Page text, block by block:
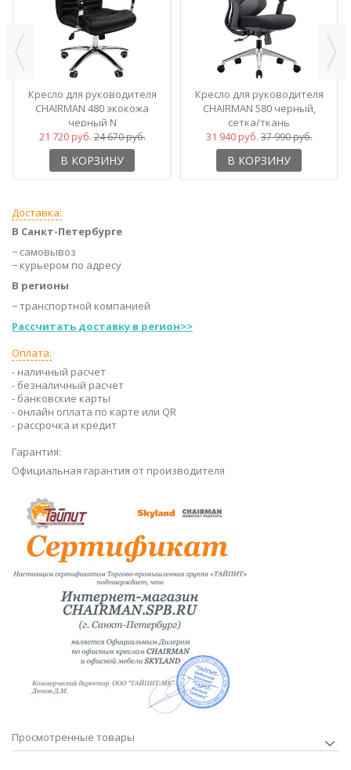
Кресло для руководителя
CHAIRMAN 480 экокожа
черный N
21 720 руб.24 670 руб.
В КОРЗИНУ
Кресло для руководителя
CHAIRMAN 580 черный,
сетка/ткань
31 940 руб.37 990 руб.
В КОРЗИНУ
Доставка:
В Санкт-Петербурге
− самовывоз
− курьером по адресу
В регионы
− транспортной компанией
Рассчитать доставку в регион>>
Оплата:
- наличный расчет
- безналичный расчет
- банковские карты
- онлайн оплата по карте или QR
- рассрочка и кредит
Гарантия:
Официальная гарантия от производителя
Просмотренные товары